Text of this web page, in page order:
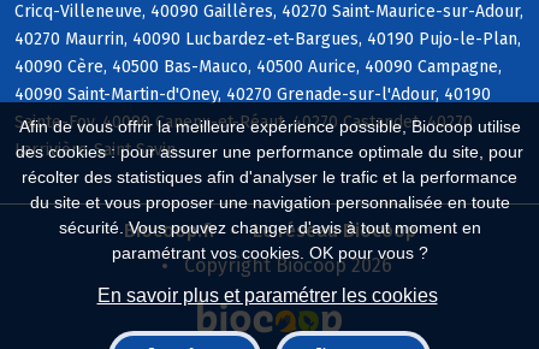
Afin de vous offrir la meilleure expérience possible, Biocoop utilise
des cookies : pour assurer une performance optimale du site, pour
récolter des statistiques afin d'analyser le trafic et la performance
du site et vous proposer une navigation personnalisée en toute
sécurité. Vous pouvez changer d'avis à tout moment en
paramétrant vos cookies. OK pour vous ?
En savoir plus et paramétrer les cookies
Cricq-Villeneuve, 40090 Gaillères, 40270 Saint-Maurice-sur-Adour,
40270 Maurrin, 40090 Lucbardez-et-Bargues, 40190 Pujo-le-Plan,
40090 Cère, 40500 Bas-Mauco, 40500 Aurice, 40090 Campagne,
40090 Saint-Martin-d'Oney, 40270 Grenade-sur-l'Adour, 40190
Sainte-Foy, 40090 Canenx-et-Réaut, 40270 Castandet, 40270
Larrivière-Saint-Savin
Biocoop.fr
Le réseau Biocoop
Copyright Biocoop 2026